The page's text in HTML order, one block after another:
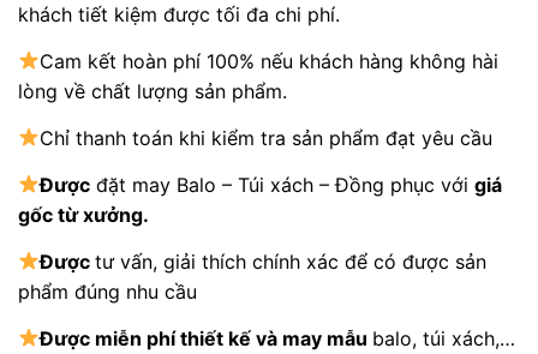
khách tiết kiệm được tối đa chi phí.
Cam kết hoàn phí 100% nếu khách hàng không hài
lòng về chất lượng sản phẩm.
Chỉ thanh toán khi kiểm tra sản phẩm đạt yêu cầu
Được đặt may Balo – Túi xách – Đồng phục vớigiá
gốc từ xưởng.
Đượctư vấn, giải thích chính xác để có được sản
phẩm đúng nhu cầu
Được miễn phí thiết kế và may mẫu balo, túi xách,…